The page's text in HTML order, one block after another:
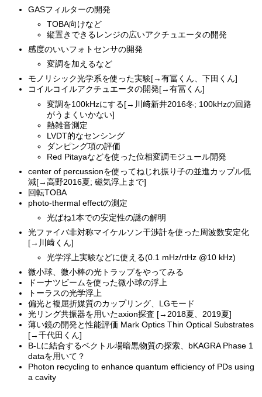
GASフィルターの開発
TOBA向けなど
縦置きできるレンジの広いアクチュエータの開発
感度のいいフォトセンサの開発
変調を加えるなど
モノリシック光学系を使った実験[→有冨くん、下田くん]
コイルコイルアクチュエータの開発[→有冨くん]
変調を100kHzにする[→川﨑新井2016冬; 100kHzの回路
がうまくいかない]
熱雑音測定
LVDT的なセンシング
ダンピング項の評価
Red Pitayaなどを使った位相変調モジュール開発
center of percussionを使ってねじれ振り子の並進カップル低
減[→高野2016夏; 磁気浮上まで]
回転TOBA
photo-thermal effectの測定
光ばね1本での安定性の謎の解明
光ファイバ非対称マイケルソン干渉計を使った周波数安定化
[→川﨑くん]
光学浮上実験などに使える(0.1 mHz/rtHz @10 kHz)
微小球、微小棒の光トラップをやってみる
ドーナツビームを使った微小球の浮上
トーラスの光学浮上
偏光と複屈折媒質のカップリング、LGモード
光リング共振器を用いたaxion探査 [→2018夏、2019夏]
薄い鏡の開発と性能評価 Mark Optics Thin Optical Substrates
[→千代田くん]
B-Lに結合するベクトル場暗黒物質の探索、bKAGRA Phase 1
dataを用いて？
Photon recycling to enhance quantum efficiency of PDs using
a cavity